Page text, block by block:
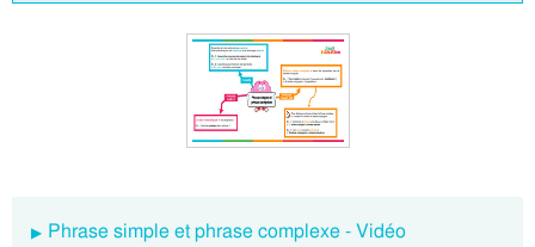
Phrase simple et phrase complexe - Vidéo